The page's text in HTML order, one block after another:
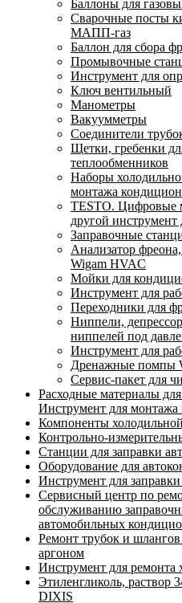
Баллоны для
Сварочные посты
МАПП-газ
Баллон для сбора
Промывочные
Инструмент для
Ключ вентильный
Манометры
Вакуумметры
Соединители
Щетки, гребенки
теплообменников
Наборы
монтажа
TESTO. Цифровые
другой инструмент
Заправочные
Анализатор
Wigam HVAC
Мойки для
Инструмент для
Переходники для
Ниппели,
ниппелей под
Инструмент для
Дренажные помпы
Сервис-пакет для
Расходные материалы
Инструмент для монтажа
Компоненты
Контрольно-
Станции для заправки
Оборудование для
Инструмент для
Сервисный центр по
обслуживанию
автомобильных
Ремонт трубок и
аргоном
Инструмент для ремонта
Этиленгликоль, раствор
DIXIS